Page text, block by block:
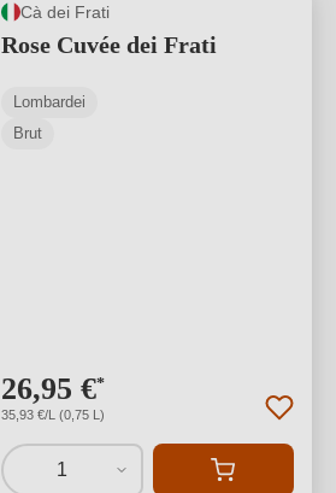
Cà dei Frati
Rose Cuvée dei Frati
Lombardei
Brut
26,95 €*
35,93 €/L (0,75 L)
1